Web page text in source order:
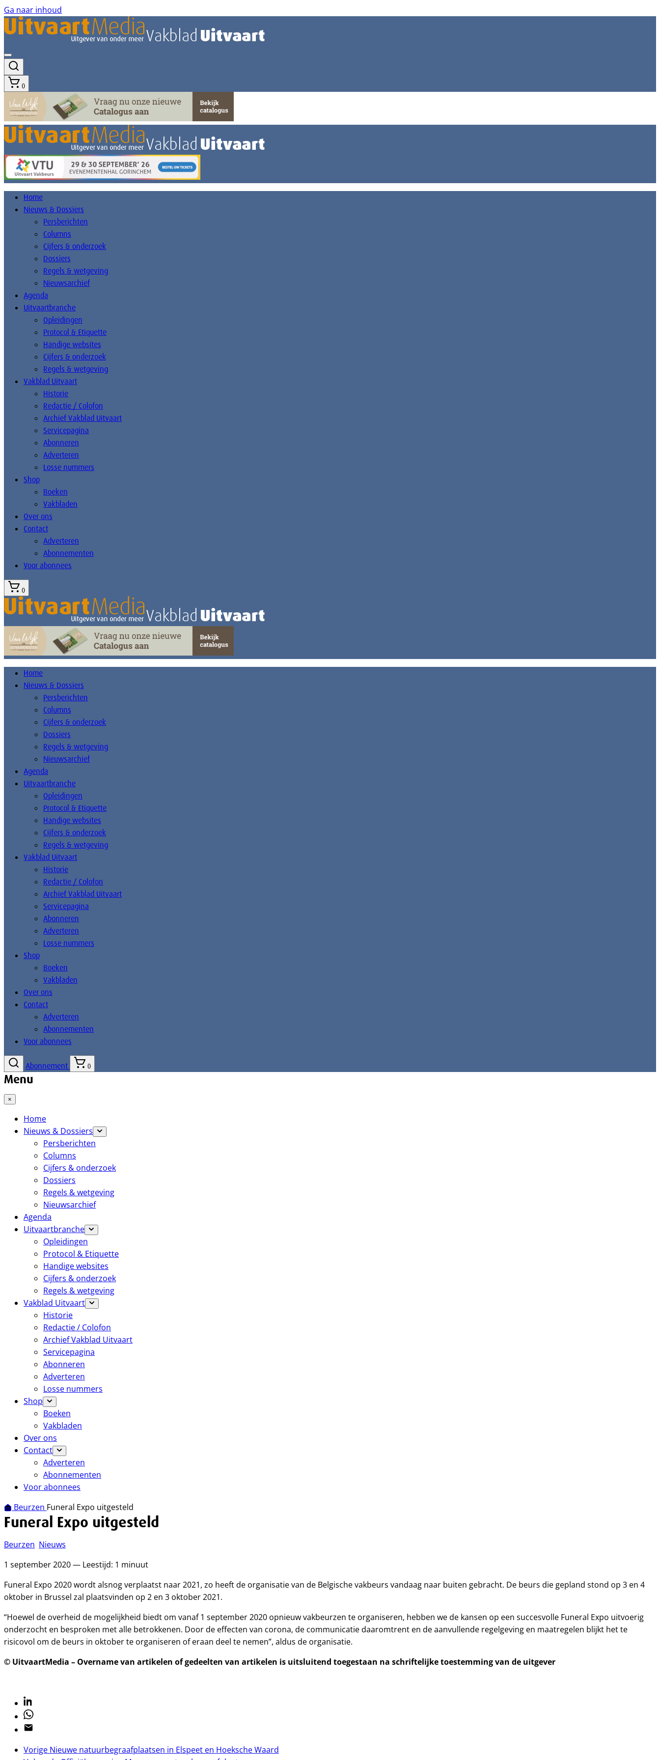
Ga naar inhoud
0
Home
Nieuws & Dossiers
Persberichten
Columns
Cijfers & onderzoek
Dossiers
Regels & wetgeving
Nieuwsarchief
Agenda
Uitvaartbranche
Opleidingen
Protocol & Etiquette
Handige websites
Cijfers & onderzoek
Regels & wetgeving
Vakblad Uitvaart
Historie
Redactie / Colofon
Archief Vakblad Uitvaart
Servicepagina
Abonneren
Adverteren
Losse nummers
Shop
Boeken
Vakbladen
Over ons
Contact
Adverteren
Abonnementen
Voor abonnees
0
Home
Nieuws & Dossiers
Persberichten
Columns
Cijfers & onderzoek
Dossiers
Regels & wetgeving
Nieuwsarchief
Agenda
Uitvaartbranche
Opleidingen
Protocol & Etiquette
Handige websites
Cijfers & onderzoek
Regels & wetgeving
Vakblad Uitvaart
Historie
Redactie / Colofon
Archief Vakblad Uitvaart
Servicepagina
Abonneren
Adverteren
Losse nummers
Shop
Boeken
Vakbladen
Over ons
Contact
Adverteren
Abonnementen
Voor abonnees
Abonnement 0
Menu
×
Home
Nieuws & Dossiers
Persberichten
Columns
Cijfers & onderzoek
Dossiers
Regels & wetgeving
Nieuwsarchief
Agenda
Uitvaartbranche
Opleidingen
Protocol & Etiquette
Handige websites
Cijfers & onderzoek
Regels & wetgeving
Vakblad Uitvaart
Historie
Redactie / Colofon
Archief Vakblad Uitvaart
Servicepagina
Abonneren
Adverteren
Losse nummers
Shop
Boeken
Vakbladen
Over ons
Contact
Adverteren
Abonnementen
Voor abonnees
Beurzen Funeral Expo uitgesteld
Funeral Expo uitgesteld
Beurzen Nieuws
1 september 2020 — Leestijd: 1 minuut
Funeral Expo 2020 wordt alsnog verplaatst naar 2021, zo heeft de organisatie van de Belgische vakbeurs vandaag naar buiten gebracht. De beurs die gepland stond op 3 en 4
oktober in Brussel zal plaatsvinden op 2 en 3 oktober 2021.
“Hoewel de overheid de mogelijkheid biedt om vanaf 1 september 2020 opnieuw vakbeurzen te organiseren, hebben we de kansen op een succesvolle Funeral Expo uitvoerig
onderzocht en besproken met alle betrokkenen. Door de effecten van corona, de communicatie daaromtrent en de aanvullende regelgeving en maatregelen blijkt het te
risicovol om de beurs in oktober te organiseren of eraan deel te nemen”, aldus de organisatie.
© UitvaartMedia – Overname van artikelen of gedeelten van artikelen is uitsluitend toegestaan na schriftelijke toestemming van de uitgever
Linkedin
Whatsapp
Email
Vorige Nieuwe natuurbegraafplaatsen in Elspeet en Hoeksche Waard